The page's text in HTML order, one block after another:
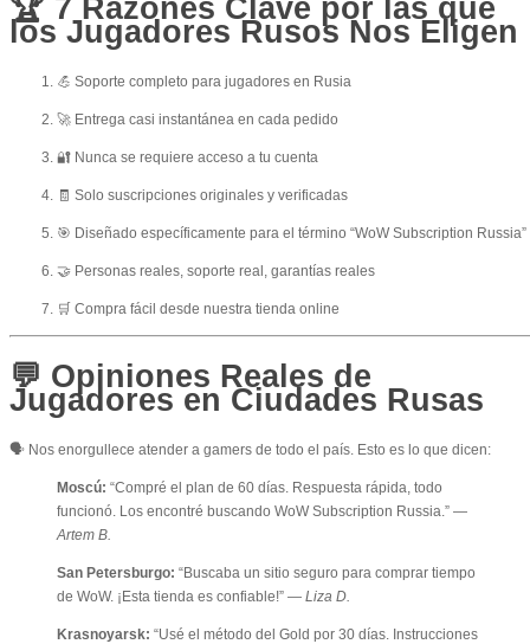
🏆 7 Razones Clave por las que
los Jugadores Rusos Nos Eligen
💪 Soporte completo para jugadores en Rusia
🚀 Entrega casi instantánea en cada pedido
🔐 Nunca se requiere acceso a tu cuenta
🧾 Solo suscripciones originales y verificadas
🎯 Diseñado específicamente para el término “WoW Subscription Russia”
🤝 Personas reales, soporte real, garantías reales
🛒 Compra fácil desde nuestra tienda online
💬 Opiniones Reales de
Jugadores en Ciudades Rusas
🗣️ Nos enorgullece atender a gamers de todo el país. Esto es lo que dicen:
Moscú: “Compré el plan de 60 días. Respuesta rápida, todo
funcionó. Los encontré buscando WoW Subscription Russia.” —
Artem B.
San Petersburgo: “Buscaba un sitio seguro para comprar tiempo
de WoW. ¡Esta tienda es confiable!” — Liza D.
Krasnoyarsk: “Usé el método del Gold por 30 días. Instrucciones